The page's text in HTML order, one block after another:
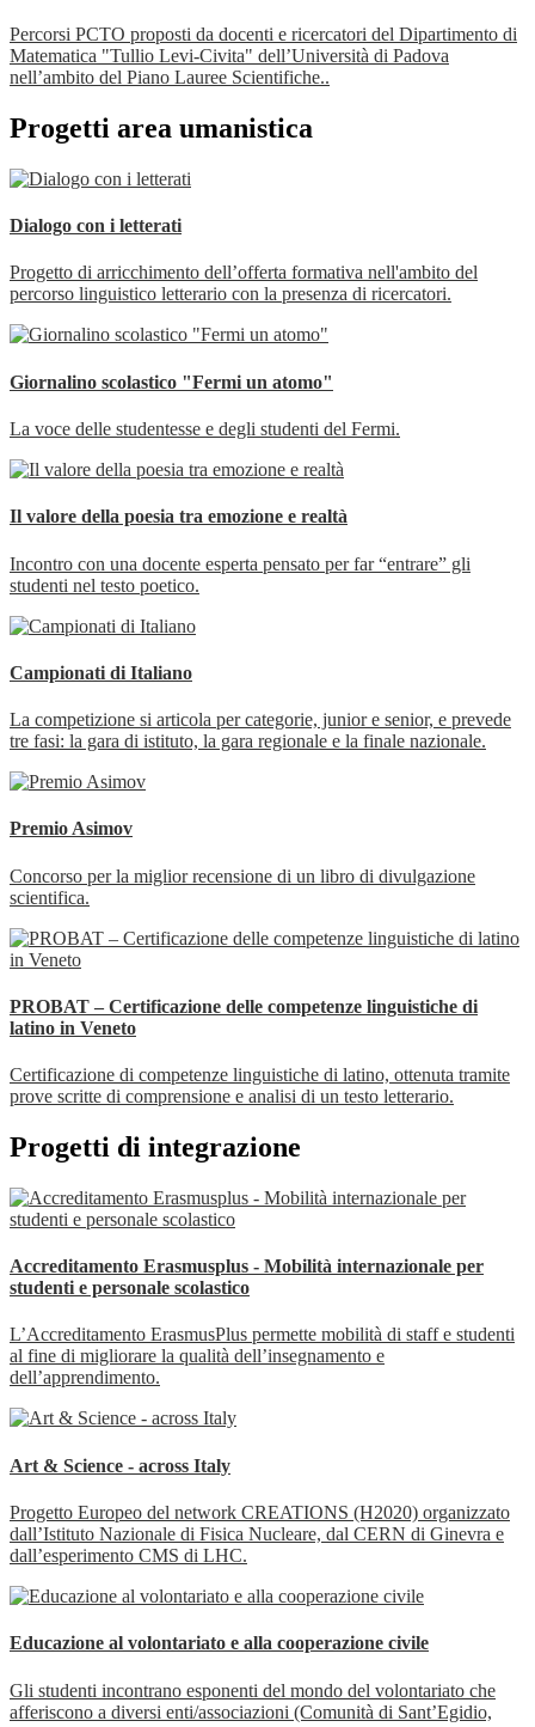
Percorsi PCTO proposti da docenti e ricercatori del Dipartimento di
Matematica "Tullio Levi-Civita" dell’Università di Padova
nell’ambito del Piano Lauree Scientifiche..
Progetti area umanistica
Dialogo con i letterati
Progetto di arricchimento dell’offerta formativa nell'ambito del
percorso linguistico letterario con la presenza di ricercatori.
Giornalino scolastico "Fermi un atomo"
La voce delle studentesse e degli studenti del Fermi.
Il valore della poesia tra emozione e realtà
Incontro con una docente esperta pensato per far “entrare” gli
studenti nel testo poetico.
Campionati di Italiano
La competizione si articola per categorie, junior e senior, e prevede
tre fasi: la gara di istituto, la gara regionale e la finale nazionale.
Premio Asimov
Concorso per la miglior recensione di un libro di divulgazione
scientifica.
PROBAT – Certificazione delle competenze linguistiche di
latino in Veneto
Certificazione di competenze linguistiche di latino, ottenuta tramite
prove scritte di comprensione e analisi di un testo letterario.
Progetti di integrazione
Accreditamento Erasmusplus - Mobilità internazionale per
studenti e personale scolastico
L’Accreditamento ErasmusPlus permette mobilità di staff e studenti
al fine di migliorare la qualità dell’insegnamento e
dell’apprendimento.
Art & Science - across Italy
Progetto Europeo del network CREATIONS (H2020) organizzato
dall’Istituto Nazionale di Fisica Nucleare, dal CERN di Ginevra e
dall’esperimento CMS di LHC.
Educazione al volontariato e alla cooperazione civile
Gli studenti incontrano esponenti del mondo del volontariato che
afferiscono a diversi enti/associazioni (Comunità di Sant’Egidio,